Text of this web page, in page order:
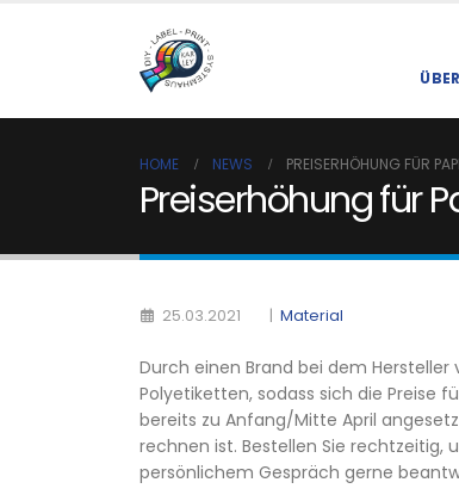
HOME NEWS PREISERHÖHUNG FÜR
Preiserhöhung für
25.03.2021 | Material
Durch einen Brand bei dem
Polyetiketten, sodass sich die Preise
bereits zu Anfang/Mitte April
rechnen ist. Bestellen Sie rechtzeitig,
persönlichem Gespräch gerne